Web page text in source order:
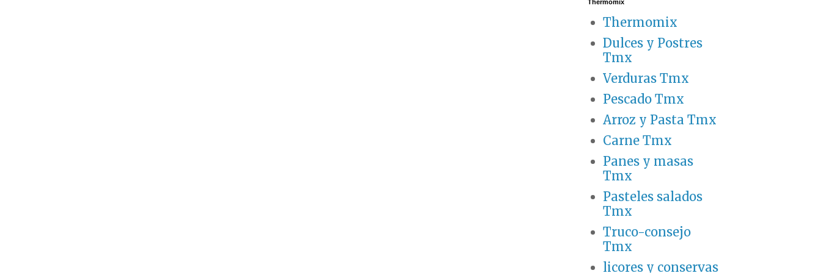
Thermomix
Thermomix
Dulces y Postres
Tmx
Verduras Tmx
Pescado Tmx
Arroz y Pasta Tmx
Carne Tmx
Panes y masas
Tmx
Pasteles salados
Tmx
Truco-consejo
Tmx
licores y conservas